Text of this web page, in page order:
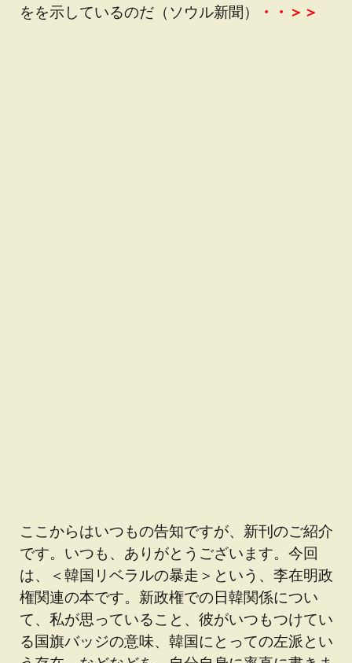
をを示しているのだ（ソウル新聞） ・・＞＞
ここからはいつもの告知ですが、新刊のご紹介
です。いつも、ありがとうございます。今回
は、＜韓国リベラルの暴走＞という、李在明政
権関連の本です。新政権での日韓関係につい
て、私が思っていること、彼がいつもつけてい
る国旗バッジの意味、韓国にとっての左派とい